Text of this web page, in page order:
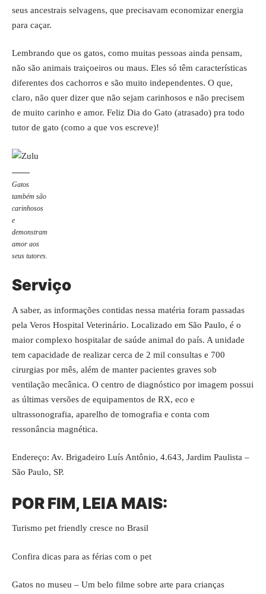
seus ancestrais selvagens, que precisavam economizar energia
para caçar.
Lembrando que os gatos, como muitas pessoas ainda pensam,
não são animais traiçoeiros ou maus. Eles só têm características
diferentes dos cachorros e são muito independentes. O que,
claro, não quer dizer que não sejam carinhosos e não precisem
de muito carinho e amor. Feliz Dia do Gato (atrasado) pra todo
tutor de gato (como a que vos escreve)!
Gatos
também são
carinhosos
e
demonstram
amor aos
seus tutores.
Serviço
A saber, as informações contidas nessa matéria foram passadas
pela Veros Hospital Veterinário. Localizado em São Paulo, é o
maior complexo hospitalar de saúde animal do país. A unidade
tem capacidade de realizar cerca de 2 mil consultas e 700
cirurgias por mês, além de manter pacientes graves sob
ventilação mecânica. O centro de diagnóstico por imagem possui
as últimas versões de equipamentos de RX, eco e
ultrassonografia, aparelho de tomografia e conta com
ressonância magnética.
Endereço: Av. Brigadeiro Luís Antônio, 4.643, Jardim Paulista –
São Paulo, SP.
POR FIM, LEIA MAIS:
Turismo pet friendly cresce no Brasil
Confira dicas para as férias com o pet
Gatos no museu – Um belo filme sobre arte para crianças